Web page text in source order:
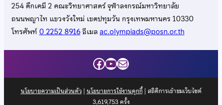
254 ตึกเคมี 2 คณะวิทยาศาสตร์ จุฬาลงกรณ์มหาวิทยาลัย
ถนนพญาไท แขวงวังใหม่ เขตปทุมวัน กรุงเทพมหานคร 10330
โทรศัพท์0 2252 8916อีเมลac.olympiads@posn.or.th
Facebook
YouTube
Mail
นโยบายความเป็นส่วนตัว| นโยบายการใช้งานคุกกี้| สถิติการเข้าชมเว็บไซต์
3,619,753ครั้ง